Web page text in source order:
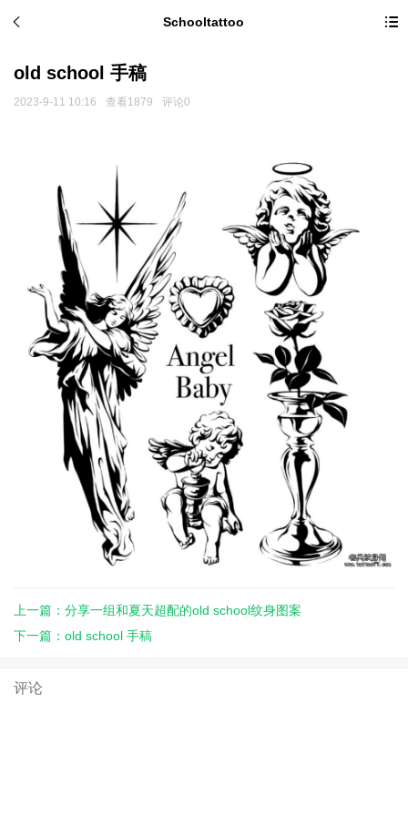
Schooltattoo
old school 手稿
2023-9-11 10:16 查看1879 评论0
上一篇：分享一组和夏天超配的old school纹身图案
下一篇：old school 手稿